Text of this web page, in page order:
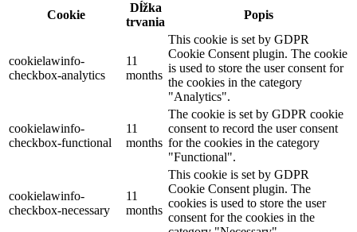
Cookie
Dĺžka
trvania
Popis
cookielawinfo-
checkbox-analytics
11
months
This cookie is set by GDPR
Cookie Consent plugin. The cookie
is used to store the user consent for
the cookies in the category
"Analytics".
cookielawinfo-
checkbox-functional
11
months
The cookie is set by GDPR cookie
consent to record the user consent
for the cookies in the category
"Functional".
cookielawinfo-
checkbox-necessary
11
months
This cookie is set by GDPR
Cookie Consent plugin. The
cookies is used to store the user
consent for the cookies in the